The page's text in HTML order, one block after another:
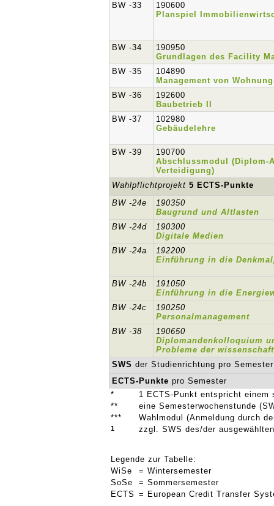
BW -33
190600
Planspiel
BW -34
190950
Grundlagen des Facility
BW -35
104890
Management von
BW -36
192600
Baubetrieb II
BW -37
102980
Gebäudelehre
BW -39
190700
Abschlussmodul (Diplom-
Verteidigung)
Wahlpflichtprojekt 5 ECTS-Punkte
BW -24e
190350
Baugrund und Altlasten
BW -24d
190300
Digitale Medien
BW -24a
192200
Einführung in die
BW -24b
191050
Einführung in die
BW -24c
190250
Personalmanagement
BW -38
190650
Diplomandenkolloquium
Probleme der
SWS der Studienrichtung pro Semester
ECTS-Punktepro Semester
*
1 ECTS-Punkt entspricht einem
**
eine Semesterwochenstunde
***
Wahlmodul (Anmeldung durch
1 zzgl. SWS des/der
Legende zur Tabelle:
WiSe
= Wintersemester
SoSe
= Sommersemester
ECTS
= European Credit Transfer